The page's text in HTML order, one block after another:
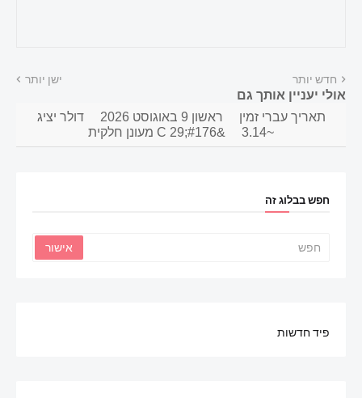
חדש יותר ישן יותר
אולי יעניין אותך גם
תאריך עברי זמין ראשון 9 באוגוסט 2026
דולר יציג
~3.14
&#176;C 29 מעונן חלקית
חפש בבלוג זה
פיד חדשות